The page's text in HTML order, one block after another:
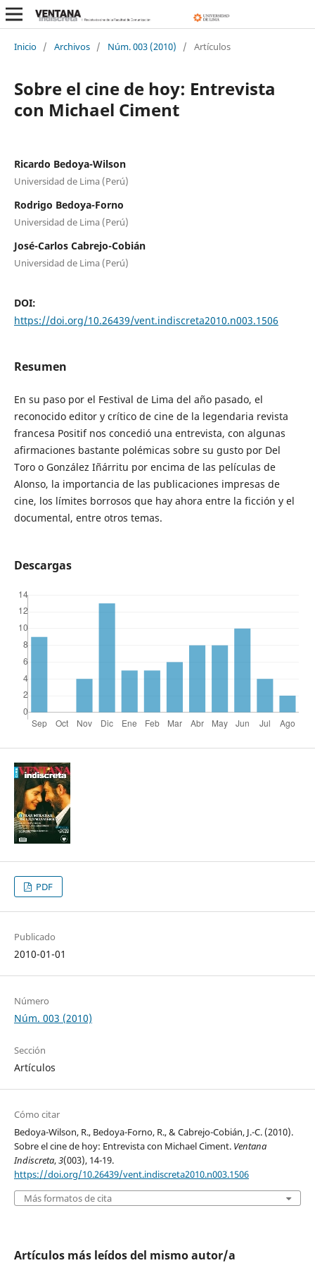
Inicio / Archivos / Núm. 003 (2010) / Artículos
Sobre el cine de hoy: Entrevista
con Michael Ciment
Ricardo Bedoya-Wilson
Universidad de Lima (Perú)
Rodrigo Bedoya-Forno
Universidad de Lima (Perú)
José-Carlos Cabrejo-Cobián
Universidad de Lima (Perú)
DOI:
https://doi.org/10.26439/vent.indiscreta2010.n003.1506
Resumen
En su paso por el Festival de Lima del año pasado, el
reconocido editor y crítico de cine de la legendaria revista
francesa Positif nos concedió una entrevista, con algunas
afirmaciones bastante polémicas sobre su gusto por Del
Toro o González Iñárritu por encima de las películas de
Alonso, la importancia de las publicaciones impresas de
cine, los límites borrosos que hay ahora entre la ficción y el
documental, entre otros temas.
Descargas
PDF
Publicado
2010-01-01
Número
Núm. 003 (2010)
Sección
Artículos
Cómo citar
Bedoya-Wilson, R., Bedoya-Forno, R., & Cabrejo-Cobián, J.-C. (2010).
Sobre el cine de hoy: Entrevista con Michael Ciment. Ventana
Indiscreta,3(003), 14-19.
https://doi.org/10.26439/vent.indiscreta2010.n003.1506
Más formatos de cita
Artículos más leídos del mismo autor/a